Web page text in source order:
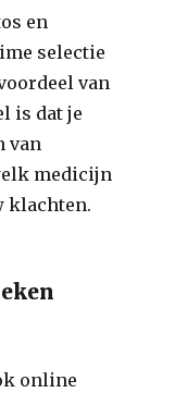
en
selectie
van
is dat je
van
medicijn
klachten.
online